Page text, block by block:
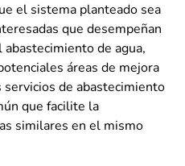
el sistema planteado sea
que desempeñan
de agua,
áreas de mejora
de abastecimiento
que facilite la
similares en el mismo